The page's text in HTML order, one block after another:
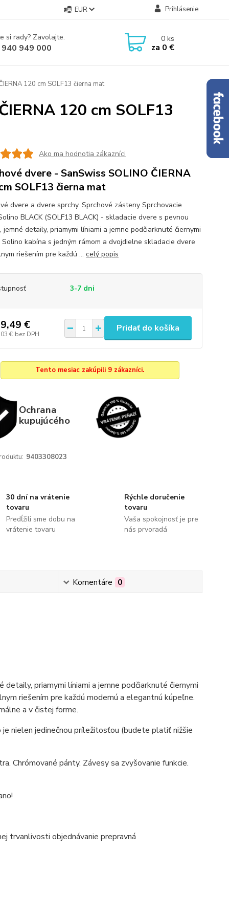
EUR Prihlásenie
si rady? Zavolajte.
949 000
0ks
za 0 €
120 cm SOLF13 čierna mat
120 cm SOLF13
Ako ma hodnotia zákazníci
dvere - SanSwiss SOLINO ČIERNA
SOLF13 čierna mat
dvere a dvere sprchy. Sprchové zásteny Sprchovacie
BLACK (SOLF13 BLACK) - skladacie dvere s pevnou
jemné detaily, priamymi líniami a jemne podčiarknuté čiernymi
Solino kabína s jedným rámom a dvojdielne skladacie dvere
riešením pre každú ... celý popis
3-7 dni
€
€ bez DPH
Pridať do košíka
Tento mesiac zakúpili 9 zákazníci.
Ochrana
kupujúcého
9403308023
30 dní na vrátenie
tovaru
Predĺžili sme dobu na
vrátenie tovaru
Rýchle doručenie
tovaru
Vaša spokojnosť je pre
nás prvoradá
Komentáre 0
priamymi líniami a jemne podčiarknuté čiernymi
riešením pre každú modernú a elegantnú kúpeľne.
a v čistej forme.
nielen jedinečnou príležitosťou (budete platiť nižšie
Chrómované pánty. Závesy sa zvyšovanie funkcie.
trvanlivosti objednávanie prepravná